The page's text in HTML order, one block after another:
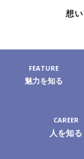
想い
FEATURE
魅力を知る
CAREER
人を知る